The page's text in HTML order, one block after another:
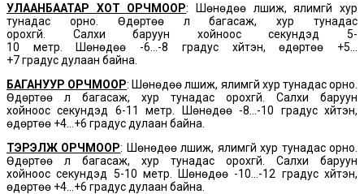
УЛААНБААТАР ХОТ ОРЧМООР: Шөнөдөө үүлшиж, ялимгүй хур
тунадас орно. Өдөртөө үүл багасаж, хур тунадас
орохгүй. Салхи баруун хойноос секундэд 5-
10 метр. Шөнөдөө -6…-8 градус хүйтэн, өдөртөө +5…
+7 градус дулаан байна.
БАГАНУУР ОРЧМООР: Шөнөдөө үүлшиж, ялимгүй хур тунадас орно.
Өдөртөө үүл багасаж, хур тунадас орохгүй. Салхи баруун
хойноос секундэд 6-11 метр. Шөнөдөө -8…-10 градус хүйтэн,
өдөртөө +4…+6 градус дулаан байна.
ТЭРЭЛЖ ОРЧМООР: Шөнөдөө үүлшиж, ялимгүй хур тунадас орно.
Өдөртөө үүл багасаж, хур тунадас орохгүй. Салхи баруун
хойноос секундэд 5-10 метр. Шөнөдөө -10…-12 градус хүйтэн,
өдөртөө +4…+6 градус дулаан байна.